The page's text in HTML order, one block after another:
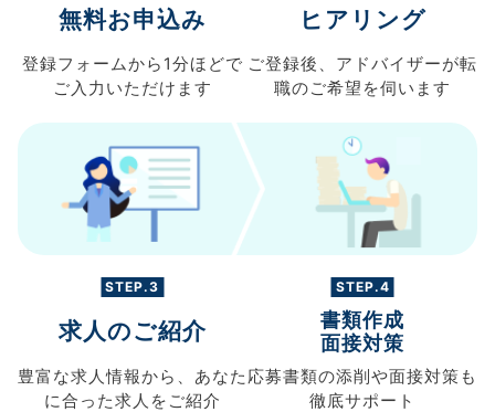
無料お申込み
登録フォームから 1分ほどで
ご入力 いただけます
ヒアリング
ご登録後、 アドバイザーが転
職のご希望を伺います
STEP.3
求人のご紹介
豊富な求人情報から、 あなた
に合った求人を ご紹介
STEP.4
書類作成
面接対策
応募書類の添削や面接対策も
徹底サポート